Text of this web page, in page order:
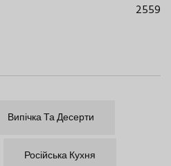
2559
Випічка Та Десерти
Російська Кухня